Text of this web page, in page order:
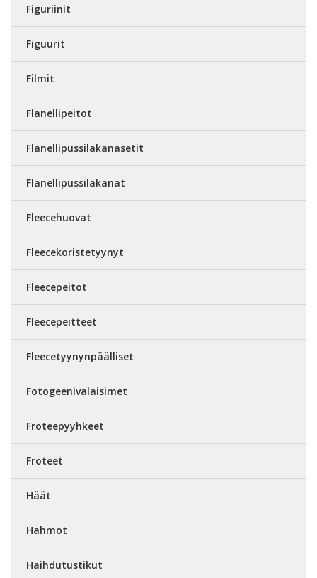
Figuriinit
Figuurit
Filmit
Flanellipeitot
Flanellipussilakanasetit
Flanellipussilakanat
Fleecehuovat
Fleecekoristetyynyt
Fleecepeitot
Fleecepeitteet
Fleecetyynynpäälliset
Fotogeenivalaisimet
Froteepyyhkeet
Froteet
Häät
Hahmot
Haihdutustikut